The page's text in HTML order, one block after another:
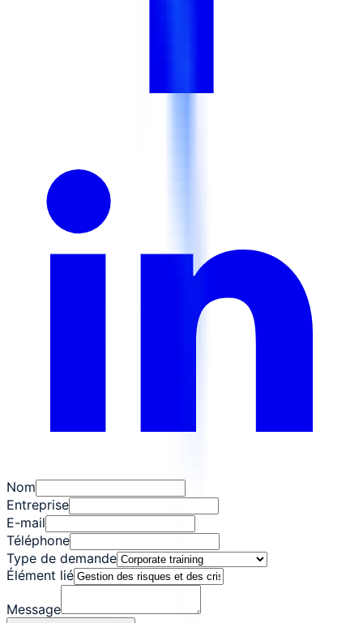
Nom
Entreprise
E-mail
Téléphone
Type de demande
Élément lié
Message